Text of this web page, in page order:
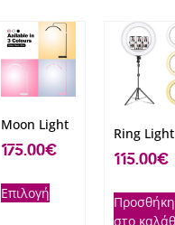
Moon Light
175.00€
Επιλογή
Ring Light
115.00€
Προσθήκη
στο